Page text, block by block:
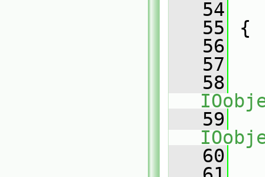
   54
   55
{
   56
   57
   58
   59
   60